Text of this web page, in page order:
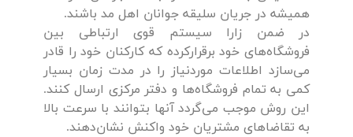
همیشه در جریان سلیقه جوانان اهل مد باشند.
در ضمن زارا سیستم قوی ارتباطی بین
فروشگاه‌های خود برقرار‌کرده که کارکنان خود را قادر
می‌سازد اطلاعات مورد‌نیاز را در مدت زمان بسیار
کمی به تمام فروشگاه‌ها و دفتر مرکزی ارسال کنند.
این روش موجب می‌گردد آنها بتوانند با سرعت بالا
به تقاضاهای مشتریان خود واکنش نشان‌دهند.